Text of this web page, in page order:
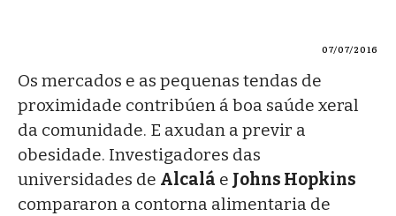
07/07/2016
Os mercados e as pequenas tendas de
proximidade contribúen á boa saúde xeral
da comunidade. E axudan a previr a
obesidade. Investigadores das
universidades de Alcalá e Johns Hopkins
compararon a contorna alimentaria de